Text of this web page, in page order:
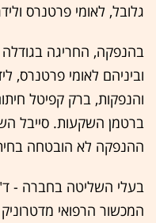
גלובל, לאומי פרטנרס
בהנפקה, החריגה
וביניהם לאומי פרטנרס,
והנפקות, ברק קפיטל
ברטמן השקעות. סייבל
ההנפקה לא הובטחה
בעלי השליטה בחברה -
המכשור הרפואי